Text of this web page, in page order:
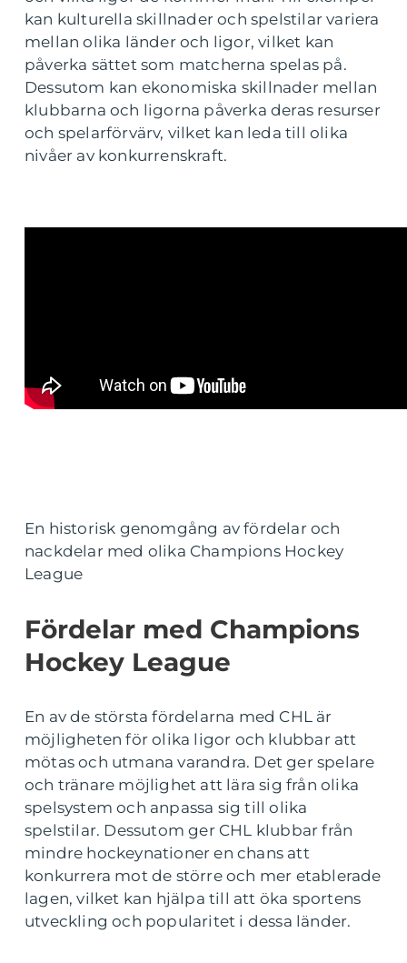
kan kulturella skillnader och spelstilar variera
mellan olika länder och ligor, vilket kan
påverka sättet som matcherna spelas på.
Dessutom kan ekonomiska skillnader mellan
klubbarna och ligorna påverka deras resurser
och spelarförvärv, vilket kan leda till olika
nivåer av konkurrenskraft.
En historisk genomgång av fördelar och
nackdelar med olika Champions Hockey
League
Fördelar med Champions
Hockey League
En av de största fördelarna med CHL är
möjligheten för olika ligor och klubbar att
mötas och utmana varandra. Det ger spelare
och tränare möjlighet att lära sig från olika
spelsystem och anpassa sig till olika
spelstilar. Dessutom ger CHL klubbar från
mindre hockeynationer en chans att
konkurrera mot de större och mer etablerade
lagen, vilket kan hjälpa till att öka sportens
utveckling och popularitet i dessa länder.